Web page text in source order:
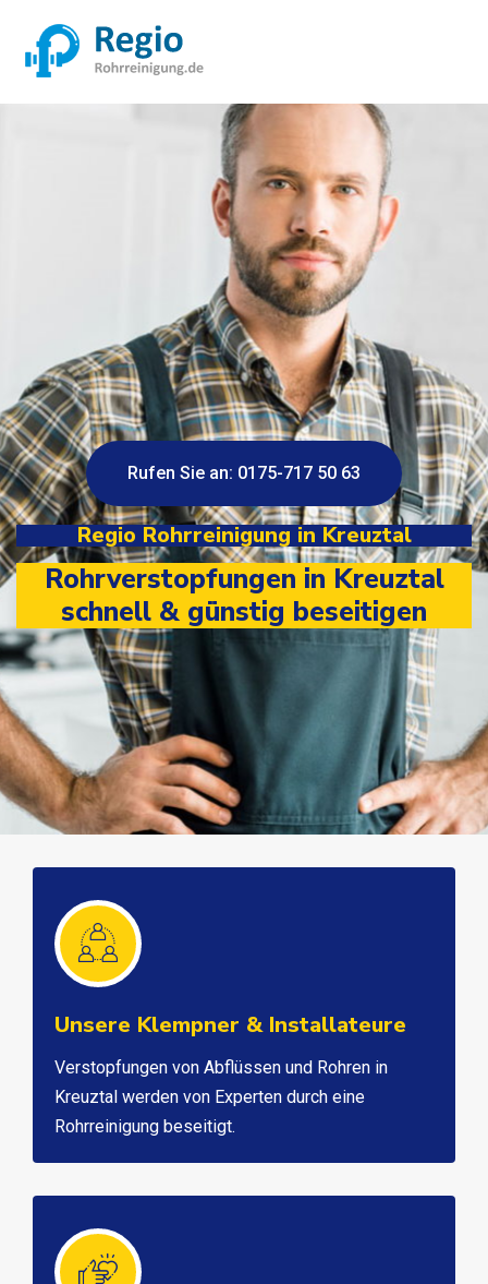
Rufen Sie an: 0175-717 50 63
Regio Rohrreinigung in Kreuztal
Rohrverstopfungen in Kreuztal
schnell & günstig beseitigen
Unsere Klempner & Installateure
Verstopfungen von Abflüssen und Rohren in
Kreuztal werden von Experten durch eine
Rohrreinigung beseitigt.